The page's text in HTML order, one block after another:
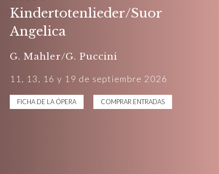
Kindertotenlieder/Suor
Angelica
G. Mahler/G. Puccini
11, 13, 16 y 19 de septiembre 2026
FICHA DE LA ÓPERA COMPRAR ENTRADAS